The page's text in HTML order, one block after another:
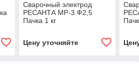
Сварочный электрод
РЕСАНТА МР-3 Ф2,5
Пачка 1 кг
Цену уточняйте